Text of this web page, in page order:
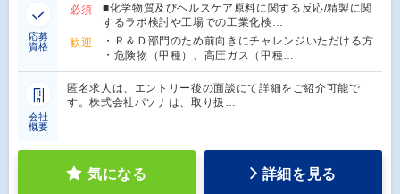
応募
資格
必須
■化学物質及びヘルスケア原料に関する反応/精製に関
するラボ検討や工場での工業化検…
歓迎
・Ｒ＆Ｄ部門のため前向きにチャレンジいただける方
・危険物（甲種）、高圧ガス（甲種…
会社
概要
匿名求人は、エントリー後の面談にて詳細をご紹介可能で
す。株式会社パソナは、取り扱…
気になる 詳細を見る